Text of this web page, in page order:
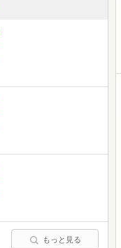
もっと見る